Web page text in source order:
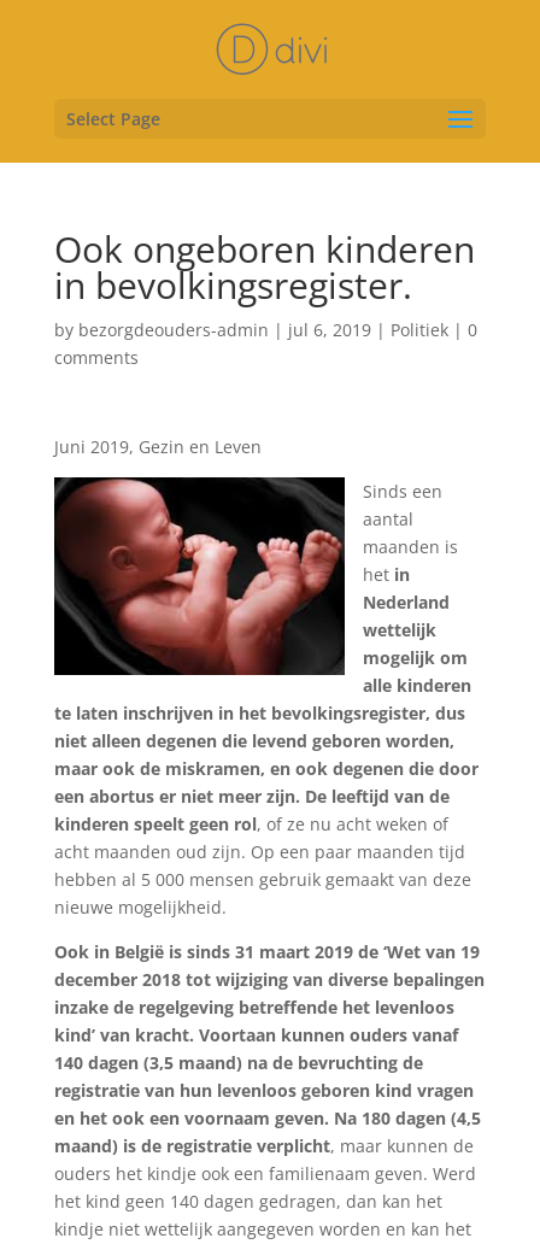
Select Page
Ook ongeboren kinderen
in bevolkingsregister.
by bezorgdeouders-admin | jul 6, 2019| Politiek| 0
comments
Juni 2019, Gezin en Leven
Sinds een
aantal
maanden is
het in
Nederland
wettelijk
mogelijk om
alle kinderen
te laten inschrijven in het bevolkingsregister, dus
niet alleen degenen die levend geboren worden,
maar ook de miskramen, en ook degenen die door
een abortus er niet meer zijn. De leeftijd van de
kinderen speelt geen rol, of ze nu acht weken of
acht maanden oud zijn. Op een paar maanden tijd
hebben al 5 000 mensen gebruik gemaakt van deze
nieuwe mogelijkheid.
Ook in België is sinds 31 maart 2019 de ‘Wet van 19
december 2018 tot wijziging van diverse bepalingen
inzake de regelgeving betreffende het levenloos
kind’ van kracht. Voortaan kunnen ouders vanaf
140 dagen (3,5 maand) na de bevruchting de
registratie van hun levenloos geboren kind vragen
en het ook een voornaam geven. Na 180 dagen (4,5
maand) is de registratie verplicht, maar kunnen de
ouders het kindje ook een familienaam geven. Werd
het kind geen 140 dagen gedragen, dan kan het
kindje niet wettelijk aangegeven worden en kan het